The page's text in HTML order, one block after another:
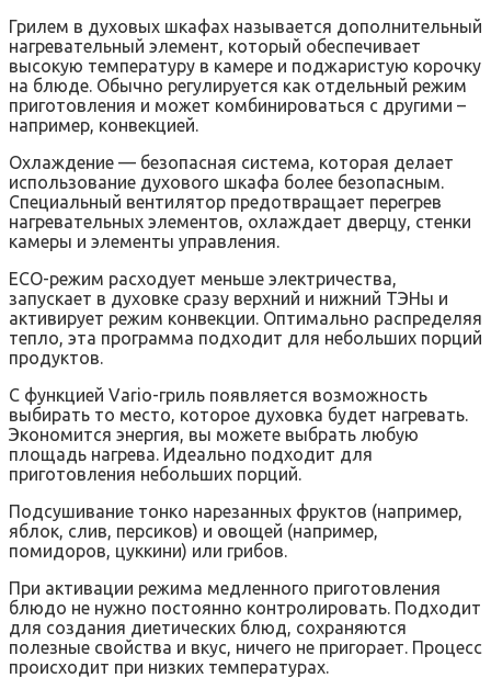
Грилем в духовых шкафах называется дополнительный
нагревательный элемент, который обеспечивает
высокую температуру в камере и поджаристую корочку
на блюде. Обычно регулируется как отдельный режим
приготовления и может комбинироваться с другими –
например, конвекцией.
Охлаждение — безопасная система, которая делает
использование духового шкафа более безопасным.
Специальный вентилятор предотвращает перегрев
нагревательных элементов, охлаждает дверцу, стенки
камеры и элементы управления.
ECO-режим расходует меньше электричества,
запускает в духовке сразу верхний и нижний ТЭНы и
активирует режим конвекции. Оптимально распределяя
тепло, эта программа подходит для небольших порций
продуктов.
С функцией Vario-гриль появляется возможность
выбирать то место, которое духовка будет нагревать.
Экономится энергия, вы можете выбрать любую
площадь нагрева. Идеально подходит для
приготовления небольших порций.
Подсушивание тонко нарезанных фруктов (например,
яблок, слив, персиков) и овощей (например,
помидоров, цуккини) или грибов.
При активации режима медленного приготовления
блюдо не нужно постоянно контролировать. Подходит
для создания диетических блюд, сохраняются
полезные свойства и вкус, ничего не пригорает. Процесс
происходит при низких температурах.